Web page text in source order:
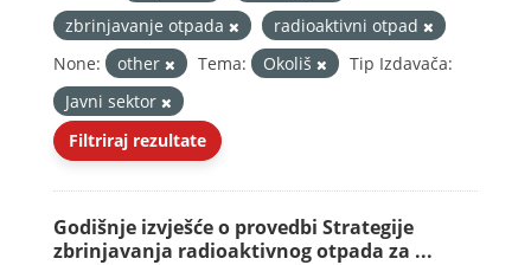
zbrinjavanje otpada
radioaktivni otpad
None:
other Tema: Okoliš
Tip Izdavača:
Javni sektor
Filtriraj rezultate
Godišnje izvješće o provedbi Strategije
zbrinjavanja radioaktivnog otpada za ...